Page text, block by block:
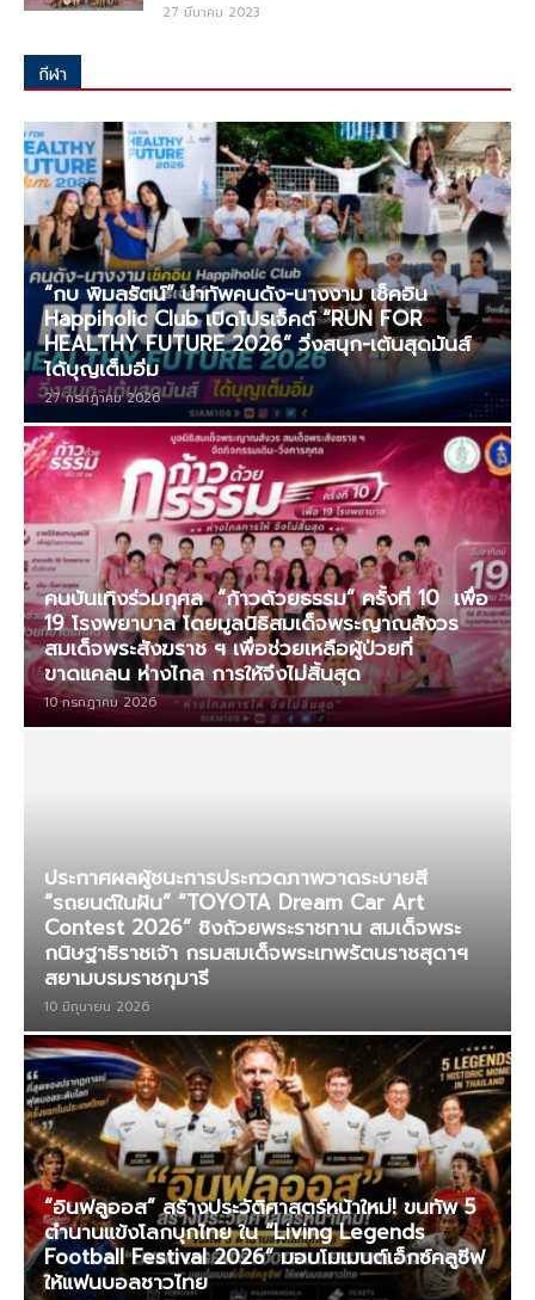
27 มีนาคม 2023
กีฬา
“กบ พิมลรัตน์” นำทัพคนดัง-นางงาม เช็คอิน
Happiholic Club เปิดโปรเจ็คต์ “RUN FOR
HEALTHY FUTURE 2026” วิ่งสนุก-เต้นสุดมันส์
ได้บุญเต็มอิ่ม
27 กรกฎาคม 2026
คนบันเทิงร่วมกุศล “ก้าวด้วยธรรม” ครั้งที่ 10 เพื่อ
19 โรงพยาบาล โดยมูลนิธิสมเด็จพระญาณสังวร
สมเด็จพระสังฆราช ฯ เพื่อช่วยเหลือผู้ป่วยที่
ขาดแคลน ห่างไกล การให้จึงไม่สิ้นสุด
10 กรกฎาคม 2026
ประกาศผลผู้ชนะการประกวดภาพวาดระบายสี
“รถยนต์ในฝัน” “TOYOTA Dream Car Art
Contest 2026” ชิงถ้วยพระราชทาน สมเด็จพระ
กนิษฐาธิราชเจ้า กรมสมเด็จพระเทพรัตนราชสุดาฯ
สยามบรมราชกุมารี
10 มิถุนายน 2026
“อินฟลูออส” สร้างประวัติศาสตร์หน้าใหม่! ขนทัพ 5
ตำนานแข้งโลกบุกไทย ใน “Living Legends
Football Festival 2026” มอบโมเมนต์เอ็กซ์คลูซีฟ
ให้แฟนบอลชาวไทย